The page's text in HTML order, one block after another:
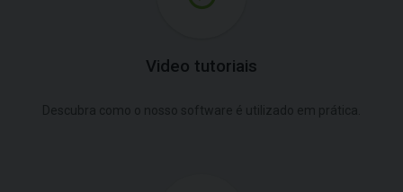
Video tutoriais